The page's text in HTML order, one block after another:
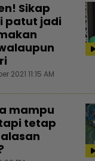
Sikap
patut jadi
2021 11:15 AM
mampu
tetap